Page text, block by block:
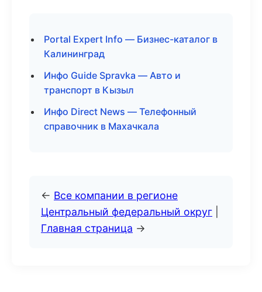
Portal Expert Info — Бизнес-каталог в
Калининград
Инфо Guide Spravka — Авто и
транспорт в Кызыл
Инфо Direct News — Телефонный
справочник в Махачкала
← Все компании в регионе
Центральный федеральный округ
Главная страница →